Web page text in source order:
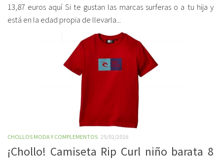
13,87 euros aquí Si te gustan las marcas surferas o a tu hija y
está en la edad propia de llevarla...
CHOLLOS MODA Y COMPLEMENTOS 25/01/2016
¡Chollo! Camiseta Rip Curl niño barata 8